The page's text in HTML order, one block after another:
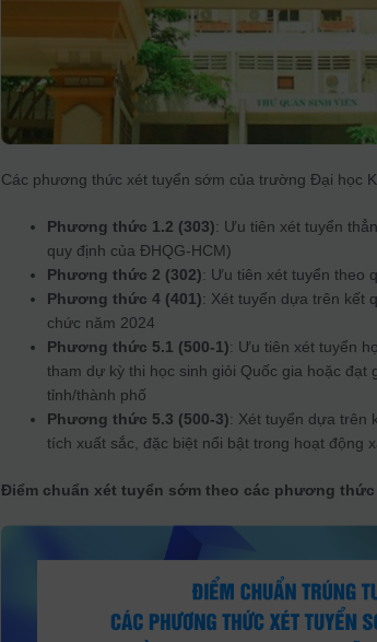
Các phương thức xét tuyển sớm của trường Đại học
Phương thức 1.2 (303): Ưu tiên xét tuyển
quy định của ĐHQG-HCM)
Phương thức 2 (302): Ưu tiên xét tuyển theo
Phương thức 4 (401): Xét tuyển dựa trên kết
chức năm 2024
Phương thức 5.1 (500-1): Ưu tiên xét tuyển
tham dự kỳ thi học sinh giỏi Quốc gia hoặc
tỉnh/thành phố
Phương thức 5.3 (500-3): Xét tuyển dựa trên
tích xuất sắc, đặc biệt nổi bật trong hoạt động
Điểm chuẩn xét tuyển sớm theo các phương